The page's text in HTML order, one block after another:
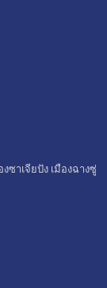
าเจียปัง เมืองฉางซู่